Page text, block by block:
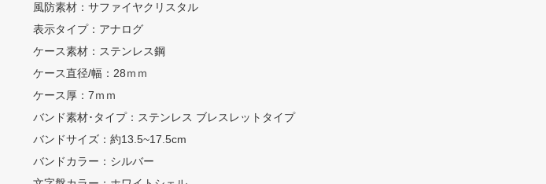
風防素材：サファイヤクリスタル
表示タイプ：アナログ
ケース素材：ステンレス鋼
ケース直径/幅：28ｍｍ
ケース厚：7ｍｍ
バンド素材･タイプ：ステンレス ブレスレットタイプ
バンドサイズ：約13.5~17.5cm
バンドカラー：シルバー